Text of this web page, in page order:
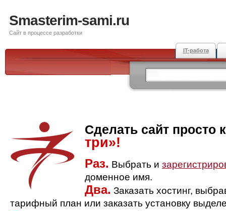
Smasterim-sami.ru
Сайт в процессе разработки
IT-работа
Сделать сайт просто
три»!
Раз. Выбрать и
доменное имя.
Два. Заказать хостинг,
тарифный план или заказать установку